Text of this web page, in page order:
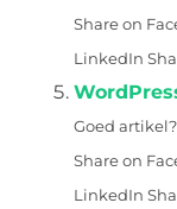
Share on
LinkedIn
Goed
Share on
LinkedIn